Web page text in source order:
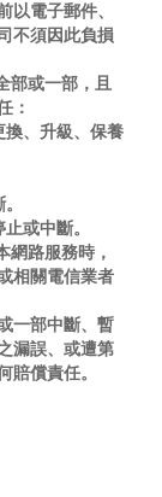
電子郵件、
不須因此負損
部或一部，且
：
、升級、保養
或中斷。
路服務時，
相關電信業者
一部中斷、暫
漏誤、或遭第
償責任。